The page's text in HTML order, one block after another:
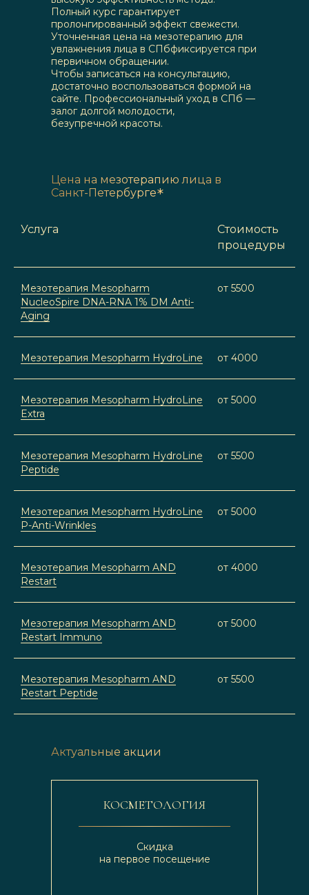
Полный курс гарантирует
пролонгированный эффект свежести.
Уточненная цена на мезотерапию для
увлажнения лица в СПбфиксируется при
первичном обращении.
Чтобы записаться на консультацию,
достаточно воспользоваться формой на
сайте. Профессиональный уход в СПб —
залог долгой молодости,
безупречной красоты.
Цена на мезотерапию лица в
Санкт-Петербурге*
Услуга
Стоимость
процедуры
Мезотерапия Mesopharm
NucleoSpire DNA-RNA 1% DM Anti-
Aging
от 5500
Мезотерапия Mesopharm HydroLine от 4000
Мезотерапия Mesopharm HydroLine
Extra
от 5000
Мезотерапия Mesopharm HydroLine
Peptide
от 5500
Мезотерапия Mesopharm HydroLine
P-Anti-Wrinkles
от 5000
Мезотерапия Mesopharm AND
Restart
от 4000
Мезотерапия Mesopharm AND
Restart Immuno
от 5000
Мезотерапия Mesopharm AND
Restart Peptide
от 5500
Актуальные акции
Скидка
на первое посещение
КОСМЕТОЛОГИЯ